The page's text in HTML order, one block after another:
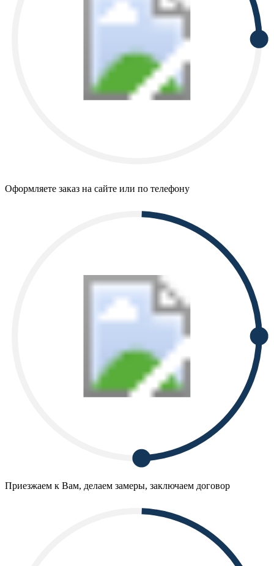
Оформляете заказ на сайте или по телефону
Приезжаем к Вам, делаем замеры, заключаем договор